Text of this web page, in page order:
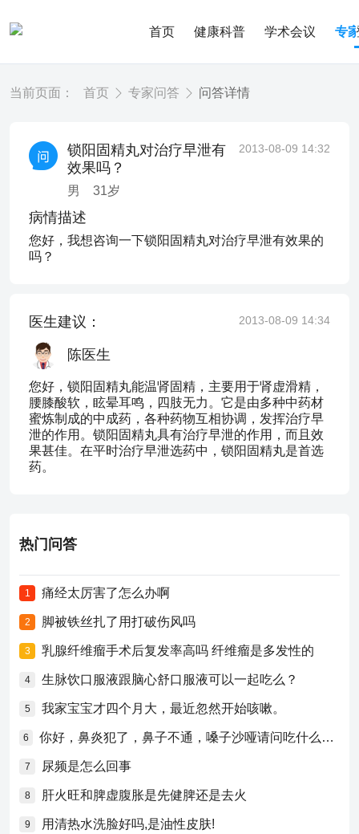
首页 健康科普 学术会议 专
当前页面： 首页 专家问答 问答详情
锁阳固精丸对治疗早泄有
效果吗？
男 31岁
2013-08-09 14:32
病情描述
您好，我想咨询一下锁阳固精丸对治疗早泄有效果的
吗？
医生建议： 2013-08-09 14:34
陈医生
您好，锁阳固精丸能温肾固精，主要用于肾虚滑精，
腰膝酸软，眩晕耳鸣，四肢无力。它是由多种中药材
蜜炼制成的中成药，各种药物互相协调，发挥治疗早
泄的作用。锁阳固精丸具有治疗早泄的作用，而且效
果甚佳。在平时治疗早泄选药中，锁阳固精丸是首选
药。
热门问答
1 痛经太厉害了怎么办啊
2 脚被铁丝扎了用打破伤风吗
3 乳腺纤维瘤手术后复发率高吗 纤维瘤是多发性的
4 生脉饮口服液跟脑心舒口服液可以一起吃么？
5 我家宝宝才四个月大，最近忽然开始咳嗽。
6 你好，鼻炎犯了，鼻子不通，嗓子沙哑请问吃什么药比较好？
7 尿频是怎么回事
8 肝火旺和脾虚腹胀是先健脾还是去火
9 用清热水洗脸好吗,是油性皮肤!